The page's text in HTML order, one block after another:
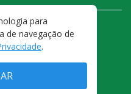
PRIVACIDADE
DE USO
para
de navegação de
.